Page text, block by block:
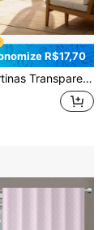
R$17,70
Translúcidas para Privacidade em Varanda Externa, Hotel, Piscina, Corredor do Jardim, Varanda do Quarto, Decoração da Sala de Estar